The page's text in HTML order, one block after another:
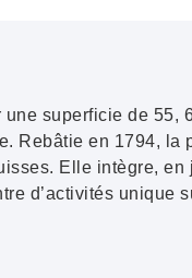
superficie de 55,
. Rebâtie en 1794, la
Elle intègre, en
d’activités unique